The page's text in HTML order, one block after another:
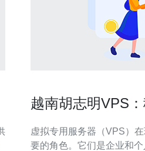
越南胡志明VPS
虚拟专用服务器（VPS）
要的角色。它们是企业和